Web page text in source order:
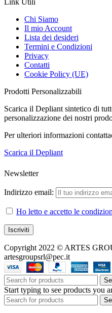
Link Utili
Chi Siamo
Il mio Account
Lista dei desideri
Termini e Condizioni
Privacy
Contatti
Cookie Policy (UE)
Prodotti Personalizzabili
Scarica il Depliant sintetico di
personalizzazione dei nostri
Per ulteriori informazioni
Scarica il Depliant
Newsletter
Indirizzo email:
Ho letto e accetto le
Copyright 2022 © ARTES
artesgroupsrl@pec.it
Start typing to see products you